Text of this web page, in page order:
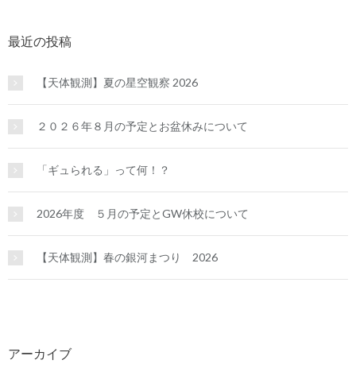
最近の投稿
【天体観測】夏の星空観察 2026
２０２６年８月の予定とお盆休みについて
「ギュられる」って何！？
2026年度 ５月の予定とGW休校について
【天体観測】春の銀河まつり 2026
アーカイブ